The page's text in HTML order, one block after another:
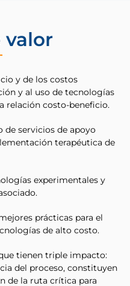
valor
y de los costos
y al uso de tecnologías
relación costo-beneficio.
de servicios de apoyo
terapéutica de
experimentales y
prácticas para el
de alto costo.
tienen triple impacto:
del proceso, constituyen
de la ruta crítica para